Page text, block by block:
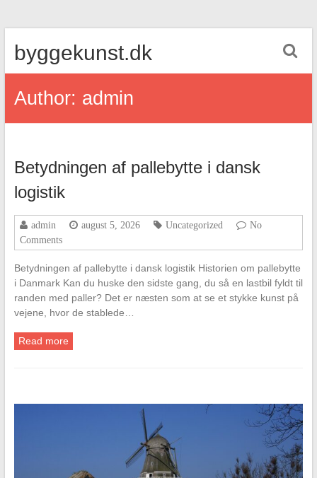
content
byggekunst.dk
Author: admin
Betydningen af pallebytte i dansk
logistik
admin august 5, 2026 Uncategorized
No
Comments
Betydningen af pallebytte i dansk logistik Historien om pallebytte
i Danmark Kan du huske den sidste gang, du så en lastbil fyldt til
randen med paller? Det er næsten som at se et stykke kunst på
vejene, hvor de stablede…
Read more